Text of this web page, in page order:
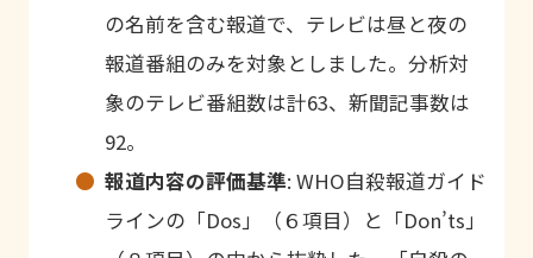
の名前を含む報道で、テレビは昼と夜の
報道番組のみを対象としました。分析対
象のテレビ番組数は計63、新聞記事数は
92。
報道内容の評価基準: WHO自殺報道ガイド
ラインの「Dos」（６項目）と「Don’ts」